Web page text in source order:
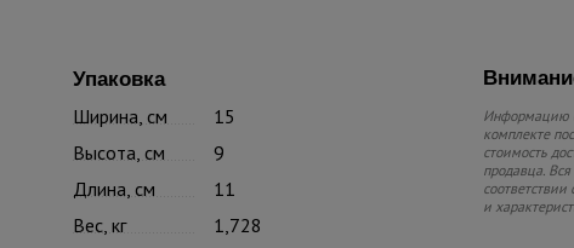
Упаковка
Ширина, см
15
Высота, см
9
Длина, см
11
Вес, кг
1,728
Информацию
комплекте
стоимость
продавца.
и